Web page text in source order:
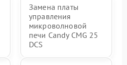
Замена платы
управления
микроволновой
печи Candy CMG 25
DCS